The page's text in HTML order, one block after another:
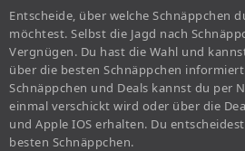
Entscheide, über welche Schnäppchen
möchtest. Selbst die Jagd nach
Vergnügen. Du hast die Wahl und
über die besten Schnäppchen
Schnäppchen und Deals kannst du per
einmal verschickt wird oder über die
und Apple IOS erhalten. Du
besten Schnäppchen.